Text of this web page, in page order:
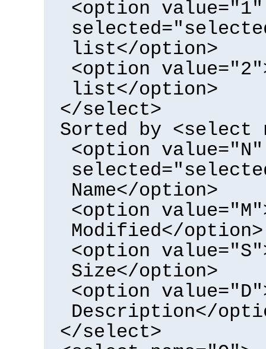
<option value="1"
list</option>
<option
list</option>
</select>
Sorted by <select
<option value="N"
Name</option>
<option
Modified</option>
<option
Size</option>
<option
Description</
</select>